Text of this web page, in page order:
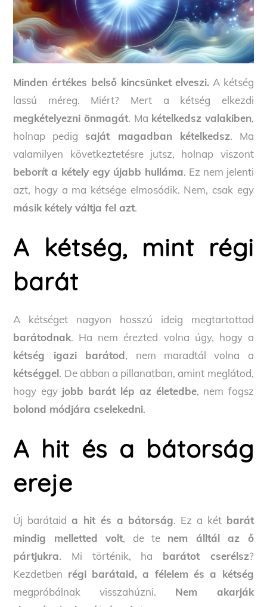
Minden értékes belső kincsünket elveszi. A kétség
lassú méreg. Miért? Mert a kétség elkezdi
megkételyezni önmagát. Ma kételkedsz valakiben,
holnap pedigsaját magadban kételkedsz. Ma
valamilyen következtetésre jutsz, holnap viszont
beborít a kétely egy újabb hulláma. Ez nem jelenti
azt, hogy a ma kétsége elmosódik. Nem, csak egy
másik kétely váltja fel azt.
A kétség, mint régi
barát
A kétséget nagyon hosszú ideig megtartottad
barátodnak. Ha nem érezted volna úgy, hogy a
kétség igazi barátod, nem maradtál volna a
kétséggel. De abban a pillanatban, amint meglátod,
hogy egy jobb barát lép az életedbe, nem fogsz
bolond módjára cselekedni.
A hit és a bátorság
ereje
Új barátaida hit és a bátorság. Ez a két barát
mindig melletted volt, de te nem álltál az ő
pártjukra. Mi történik, ha barátot cserélsz?
Kezdetben régi barátaid, a félelem és a kétség
megpróbálnak visszahúzni. Nem akarják